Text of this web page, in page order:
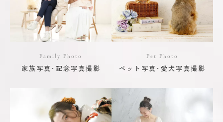
Family Photo
家族写真･記念写真撮影
Pet Photo
ペット写真･愛犬写真撮影